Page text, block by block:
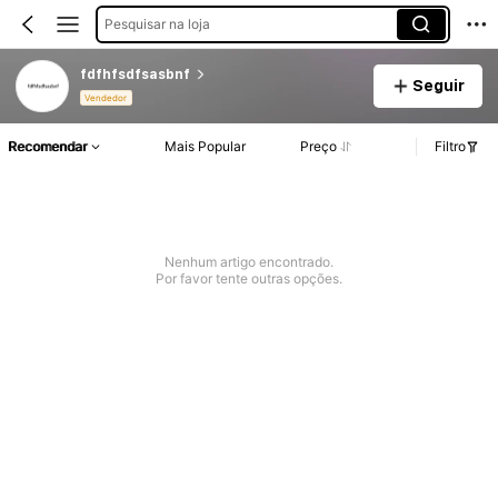
Pesquisar na loja
fdfhfsdfsasbnf
Vendedor
Seguir
Recomendar Mais Popular Preço Filtro
Nenhum artigo encontrado.
Por favor tente outras opções.